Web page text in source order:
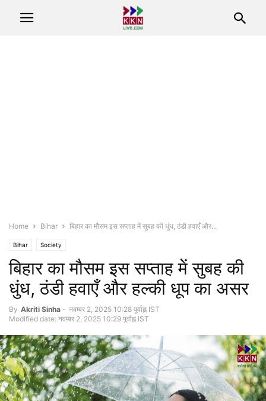
Home Bihar बिहार का मौसम इस सप्ताह में सुबह की धुंध, ठंडी हवाएँ और...
Bihar Society
बिहार का मौसम इस सप्ताह में सुबह की
धुंध, ठंडी हवाएँ और हल्की धूप का असर
By Akriti Sinha - नवम्बर 2, 2025 10:28 पूर्वाह्न IST
Modified date: नवम्बर 2, 2025 10:29 पूर्वाह्न IST